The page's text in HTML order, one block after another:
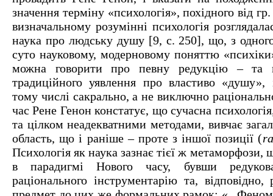
значення терміну «психологія», похідного від
визначальному розумінні психологія
наука про людську душу [9, с. 250], що, з
суто науковому, модерновому поняттю
можна говорити про певну редукцію – та
традиційного уявлення про властиво «душу»,
тому числі сакрально, а не виключно
час Рене Генон констатує, що сучасна
та цілком неадекватними методами, вивчає
область, що і раніше – проте з іншої позиції (
Психологія як наука зазнає тієї ж метаморфози,
в парадигмі Нового часу, бувши
раціонального інструментарію та,